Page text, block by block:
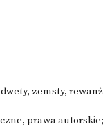
zemsty,
prawa autorskie;